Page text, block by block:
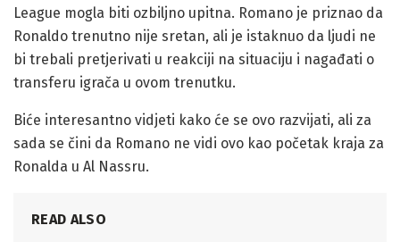
League mogla biti ozbiljno upitna. Romano je priznao da
Ronaldo trenutno nije sretan, ali je istaknuo da ljudi ne
bi trebali pretjerivati u reakciji na situaciju i nagađati o
transferu igrača u ovom trenutku.
Biće interesantno vidjeti kako će se ovo razvijati, ali za
sada se čini da Romano ne vidi ovo kao početak kraja za
Ronalda u Al Nassru.
READ ALSO